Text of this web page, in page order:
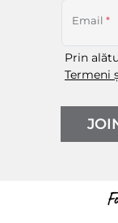
Email *
Prin
Termeni